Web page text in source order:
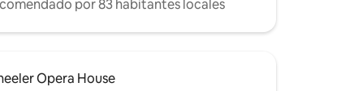
por 83 habitantes locales
Opera House